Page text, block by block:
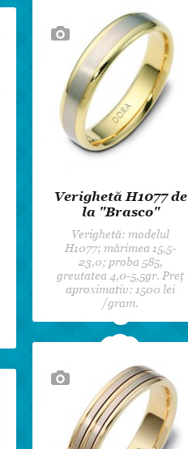
Verighetă H1077 de
la "Brasco"
Verighetă: modelul
H1077; mărimea 15,5-
23,0; proba 585,
greutatea 4,0-5,5gr. Preț
aproximativ: 1500 lei
/gram.